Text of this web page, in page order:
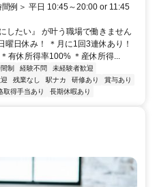
例＞ 平日 10:45～20:00 or 11:45
したい』 が叶う職場で働きません
日休み！ ＊月に1回3連休あり！
有休所得率100% ＊産休所得...
制 経験不問
未経験者歓迎
残業なし 駅ナカ 研修あり
賞与あり
取得手当あり 長期休暇あり